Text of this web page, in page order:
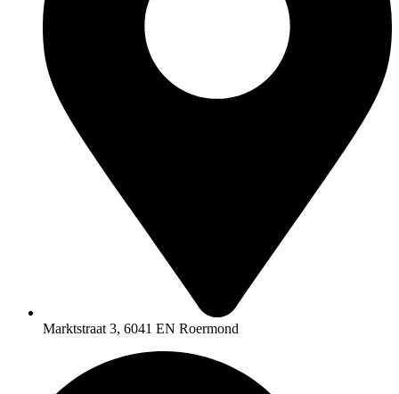
Marktstraat 3, 6041 EN Roermond